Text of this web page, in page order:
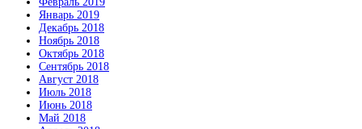
Январь 2019
Декабрь 2018
Ноябрь 2018
Октябрь 2018
Сентябрь 2018
Август 2018
Июль 2018
Июнь 2018
Май 2018